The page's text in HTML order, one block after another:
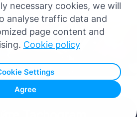
necessary cookies, we will
analyse traffic data and
page content and
Cookie policy
Settings
Agree